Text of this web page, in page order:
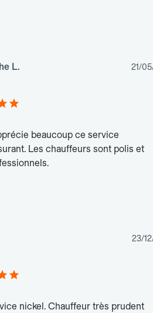
L. 21/
beaucoup ce service
Les chauffeurs sont polis et
23/
nickel. Chauffeur très prudent